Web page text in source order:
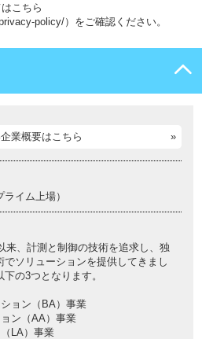
こちら
policy/）をご確認ください。
業概要はこちら
イム上場）
来、計測と制御の技術を追求し、独
ソリューションを提供してきまし
の3つとなります。
ョン（BA）事業
ン（AA）事業
LA）事業